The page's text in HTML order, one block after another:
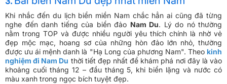
Khi nhắc đến du lịch biển miền Nam chắc hẳn ai cũng đã từng
nghe đến danh tiếng của biển đảo Nam Du. Lý do nó thường
nằm trong TOP và được nhiều người yêu thích chính là nhờ vẻ
đẹp mộc mạc, hoang sơ của những hòn đảo lớn nhỏ, thường
được ưu ái mệnh danh là "Hạ Long của phương Nam". Theo kinh
nghiệm đi Nam Du thời tiết đẹp nhất để khám phá nơi đây là vào
khoảng cuối tháng 12 – đầu tháng 5, khi biển lặng và nước có
màu xanh trong ngọc bích tuyệt đẹp.